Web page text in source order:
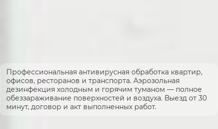
Профессиональная антивирусная обработка квартир,
офисов, ресторанов и транспорта. Аэрозольная
дезинфекция холодным и горячим туманом — полное
обеззараживание поверхностей и воздуха. Выезд от 30
минут, договор и акт выполненных работ.